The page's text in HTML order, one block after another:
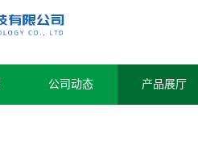
公司动态 产品展厅